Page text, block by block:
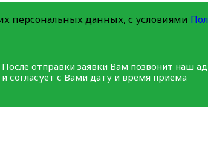
персональных данных, с условиями
После отправки заявки Вам позвонит наш
и согласует с Вами дату и время приема